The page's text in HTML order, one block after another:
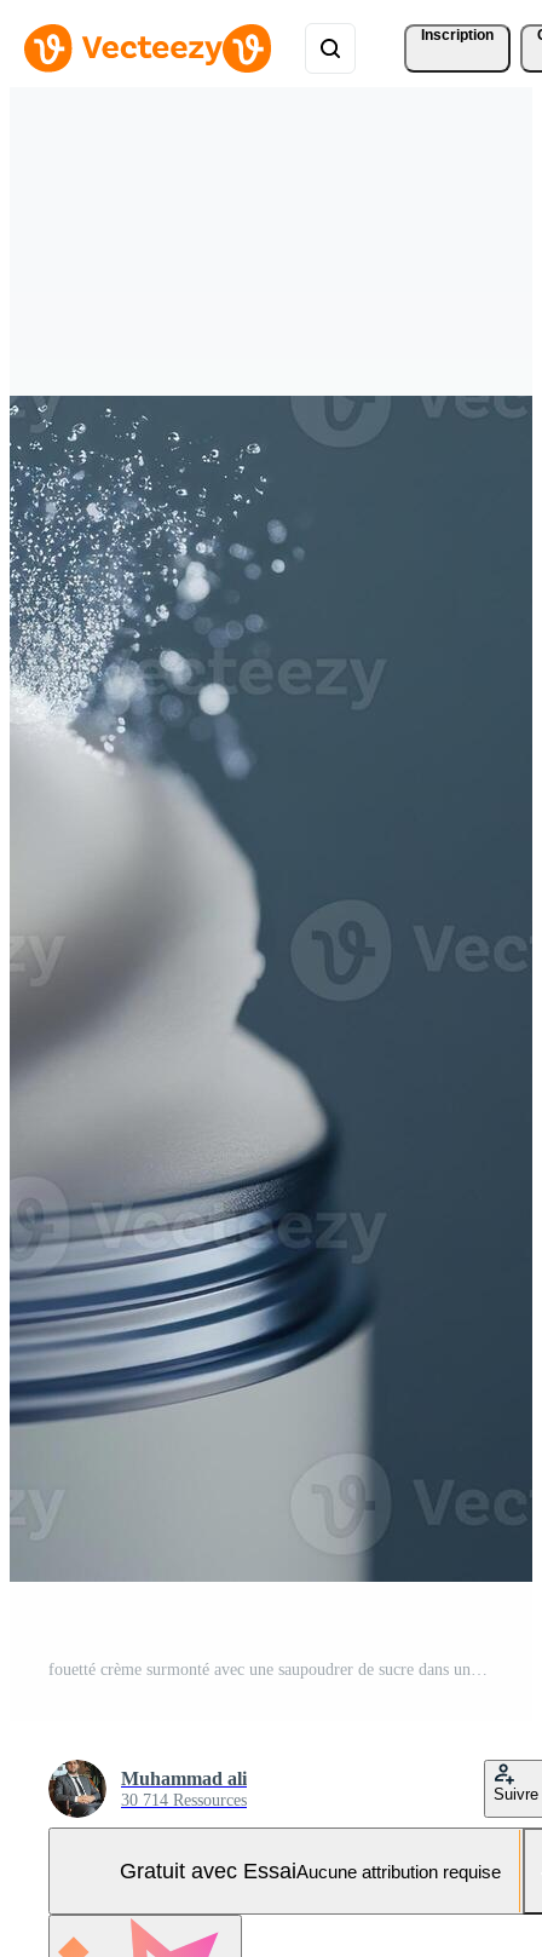
Inscription
fouetté crème surmonté avec une saupoudrer de sucre dans une argent récipient contre une bleu Contexte Photo Pro
Muhammad ali
30 714 Ressources Suivre
Gratuit avec EssaiAucune attribution requise